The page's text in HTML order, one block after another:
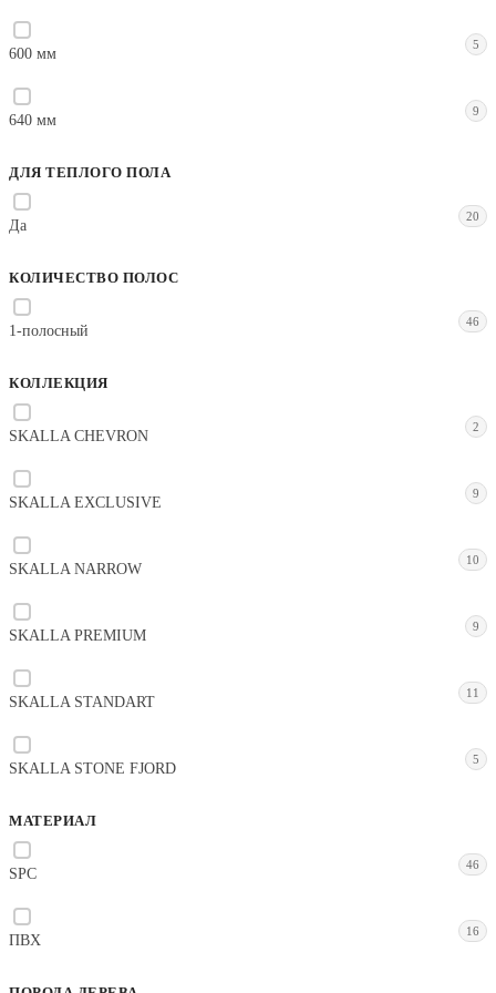
600 мм
5
640 мм
9
ДЛЯ ТЕПЛОГО ПОЛА
Да
20
КОЛИЧЕСТВО ПОЛОС
1-полосный
46
КОЛЛЕКЦИЯ
SKALLA CHEVRON
2
SKALLA EXCLUSIVE
9
SKALLA NARROW
10
SKALLA PREMIUM
9
SKALLA STANDART
11
SKALLA STONE FJORD
5
МАТЕРИАЛ
SPC
46
ПВХ
16